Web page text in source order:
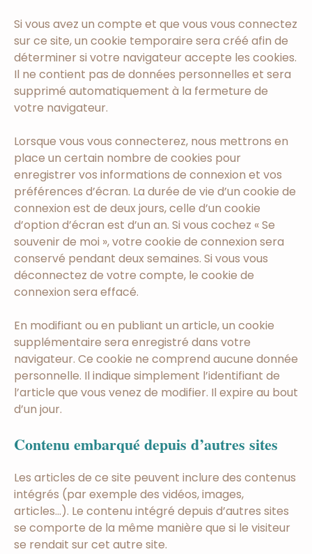
Si vous avez un compte et que vous vous connectez
sur ce site, un cookie temporaire sera créé afin de
déterminer si votre navigateur accepte les cookies.
Il ne contient pas de données personnelles et sera
supprimé automatiquement à la fermeture de
votre navigateur.
Lorsque vous vous connecterez, nous mettrons en
place un certain nombre de cookies pour
enregistrer vos informations de connexion et vos
préférences d’écran. La durée de vie d’un cookie de
connexion est de deux jours, celle d’un cookie
d’option d’écran est d’un an. Si vous cochez « Se
souvenir de moi », votre cookie de connexion sera
conservé pendant deux semaines. Si vous vous
déconnectez de votre compte, le cookie de
connexion sera effacé.
En modifiant ou en publiant un article, un cookie
supplémentaire sera enregistré dans votre
navigateur. Ce cookie ne comprend aucune donnée
personnelle. Il indique simplement l’identifiant de
l’article que vous venez de modifier. Il expire au bout
d’un jour.
Contenu embarqué depuis d’autres sites
Les articles de ce site peuvent inclure des contenus
intégrés (par exemple des vidéos, images,
articles…). Le contenu intégré depuis d’autres sites
se comporte de la même manière que si le visiteur
se rendait sur cet autre site.